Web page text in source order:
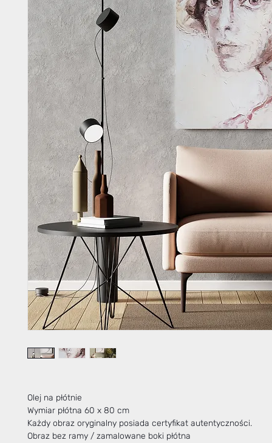
Olej na płótnie
Wymiar płótna 60 x 80 cm
Każdy obraz oryginalny posiada certyfikat autentyczności.
Obraz bez ramy / zamalowane boki płótna